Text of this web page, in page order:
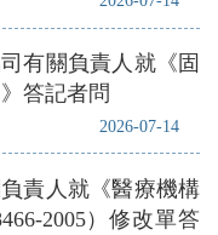
2026-07-14
有關負責人就《固
答記者問
責人就《醫療機構
2005）修改單答